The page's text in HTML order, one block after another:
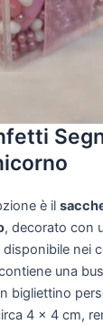
è il
, decorato con
nei
una
bigliettino
4 x 4 cm,